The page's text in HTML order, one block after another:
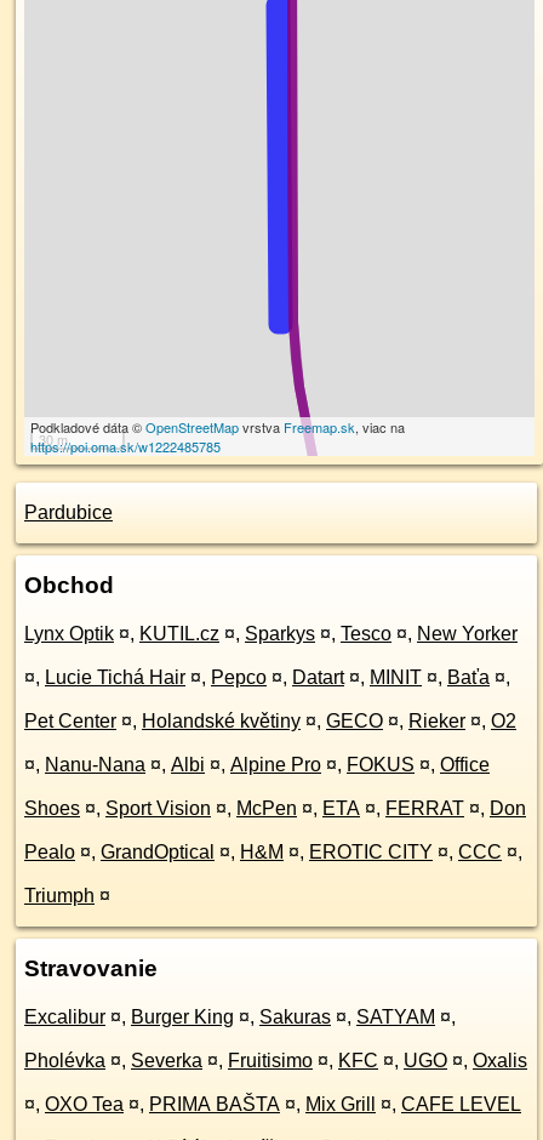
30 m
Podkladové dáta ©OpenStreetMapvrstva Freemap.sk, viac na
https://poi.oma.sk/w1222485785
Pardubice
Obchod
Lynx Optik ¤, KUTIL.cz ¤, Sparkys ¤, Tesco ¤, New Yorker
¤, Lucie Tichá Hair ¤, Pepco ¤, Datart ¤, MINIT ¤, Baťa ¤,
Pet Center ¤, Holandské květiny ¤, GECO ¤, Rieker ¤, O2
¤, Nanu-Nana ¤, Albi ¤, Alpine Pro ¤, FOKUS ¤, Office
Shoes ¤, Sport Vision ¤, McPen ¤, ETA ¤, FERRAT ¤, Don
Pealo ¤, GrandOptical ¤, H&M ¤, EROTIC CITY ¤, CCC ¤,
Triumph ¤
Stravovanie
Excalibur ¤, Burger King ¤, Sakuras ¤, SATYAM ¤,
Pholévka ¤, Severka ¤, Fruitisimo ¤, KFC ¤, UGO ¤, Oxalis
¤, OXO Tea ¤, PRIMA BAŠTA ¤, Mix Grill ¤, CAFE LEVEL